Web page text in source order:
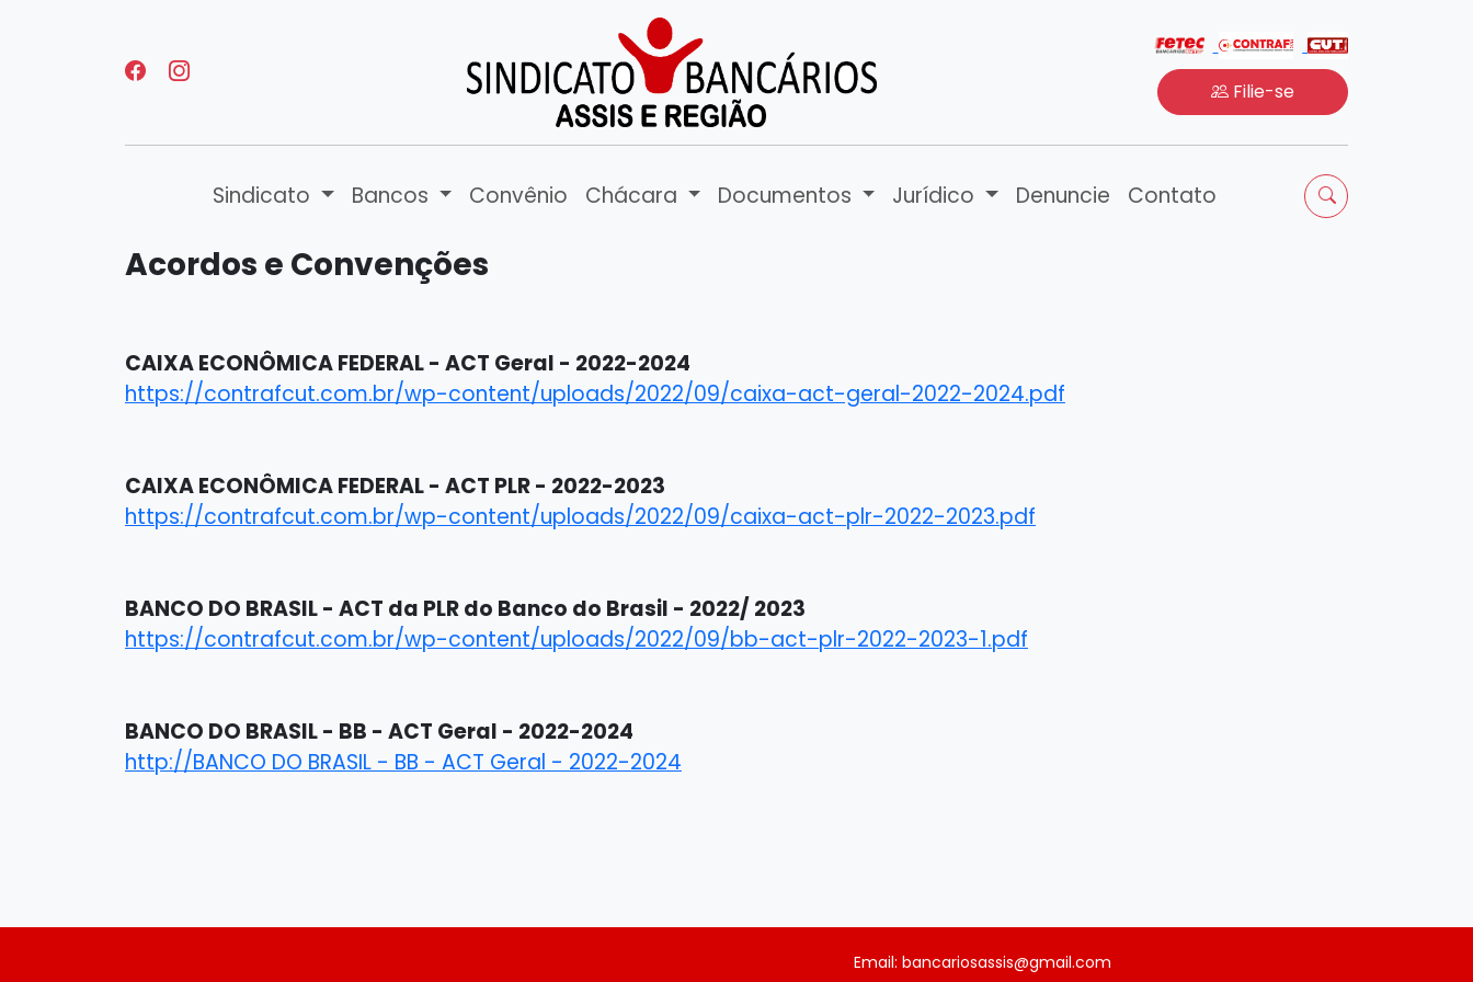
Filie-se
Sindicato Bancos Convênio Chácara Documentos Jurídico Denuncie Contato
Acordos e Convenções
CAIXA ECONÔMICA FEDERAL - ACT Geral - 2022-2024
https://contrafcut.com.br/wp-content/uploads/2022/09/caixa-act-geral-2022-2024.pdf
CAIXA ECONÔMICA FEDERAL - ACT PLR - 2022-2023
https://contrafcut.com.br/wp-content/uploads/2022/09/caixa-act-plr-2022-2023.pdf
BANCO DO BRASIL - ACT da PLR do Banco do Brasil - 2022/ 2023
https://contrafcut.com.br/wp-content/uploads/2022/09/bb-act-plr-2022-2023-1.pdf
BANCO DO BRASIL - BB - ACT Geral - 2022-2024
http://BANCO DO BRASIL - BB - ACT Geral - 2022-2024
Email: bancariosassis@gmail.com